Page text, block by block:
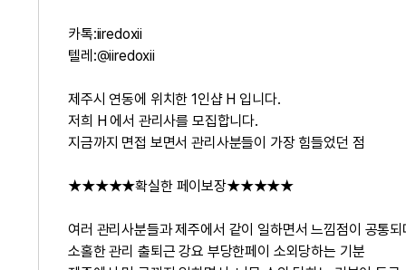
카톡:iiredoxii
텔레:@iiredoxii
제주시 연동에 위치한 1인샵 H 입니다.
저희 H 에서 관리사를 모집합니다.
지금까지 면접 보면서 관리사분들이 가장 힘들었던 점
★★★★★확실한 페이보장★★★★★
여러 관리사분들과 제주에서 같이 일하면서 느낌점이 공통되
소홀한 관리 출퇴근 강요 부당한페이 소외당하는 기분